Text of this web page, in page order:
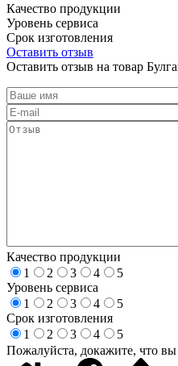
Качество продукции
Уровень сервиса
Срок изготовления
Оставить отзыв
Оставить отзыв на товар
Качество продукции
1
2 3 4
5
Уровень сервиса
1
2 3 4
5
Срок изготовления
1
2 3 4
5
Пожалуйста, докажите, что